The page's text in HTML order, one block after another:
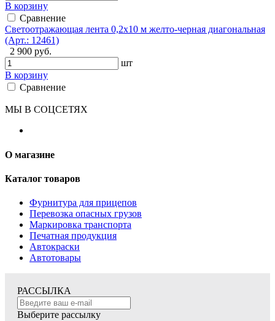
В корзину
Сравнение
Светоотражающая лента 0,2х10 м желто-черная диагональная
(Арт.: 12461)
2 900 руб.
шт
В корзину
Сравнение
МЫ В СОЦСЕТЯХ
О магазине
Каталог товаров
Фурнитура для прицепов
Перевозка опасных грузов
Маркировка транспорта
Печатная продукция
Автокраски
Автотовары
РАССЫЛКА
Выберите рассылку